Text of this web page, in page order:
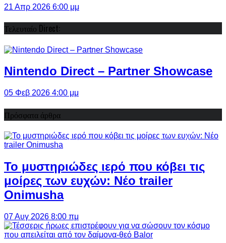
21 Απρ 2026 6:00 μμ
Τελευταίο Direct:
Nintendo Direct – Partner Showcase
05 Φεβ 2026 4:00 μμ
Πρόσφατα άρθρα
Το μυστηριώδες ιερό που κόβει τις
μοίρες των ευχών: Νέο trailer
Onimusha
07 Αυγ 2026 8:00 πμ